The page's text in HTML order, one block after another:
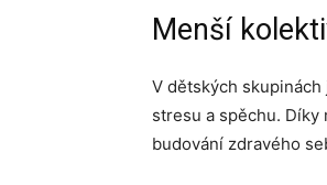
Menší
V dětských
stresu a spěchu.
budování zdravého